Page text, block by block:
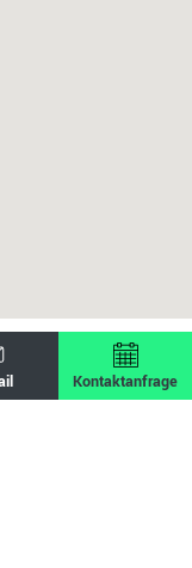
Kontaktanfrage